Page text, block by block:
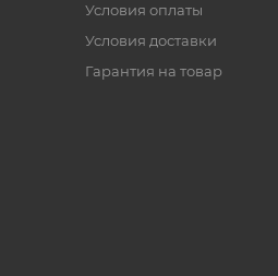
Условия оплаты
Условия доставки
Гарантия на товар